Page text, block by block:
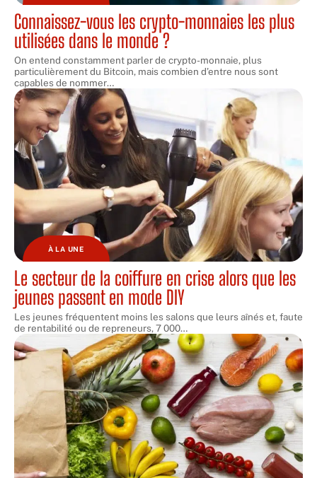
Connaissez-vous les crypto-monnaies les plus
utilisées dans le monde ?
On entend constamment parler de crypto-monnaie, plus
particulièrement du Bitcoin, mais combien d’entre nous sont
capables de nommer…
À LA UNE
Le secteur de la coiffure en crise alors que les
jeunes passent en mode DIY
Les jeunes fréquentent moins les salons que leurs aînés et, faute
de rentabilité ou de repreneurs, 7 000…